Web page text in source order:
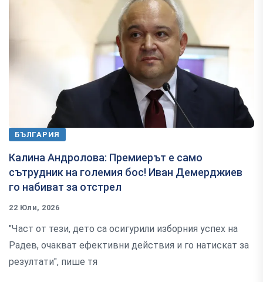
БЪЛГАРИЯ
Калина Андролова: Премиерът е само
сътрудник на големия бос! Иван Демерджиев
го набиват за отстрел
22 Юли, 2026
"Част от тези, дето са осигурили изборния успех на
Радев, очакват ефективни действия и го натискат за
резултати", пише тя